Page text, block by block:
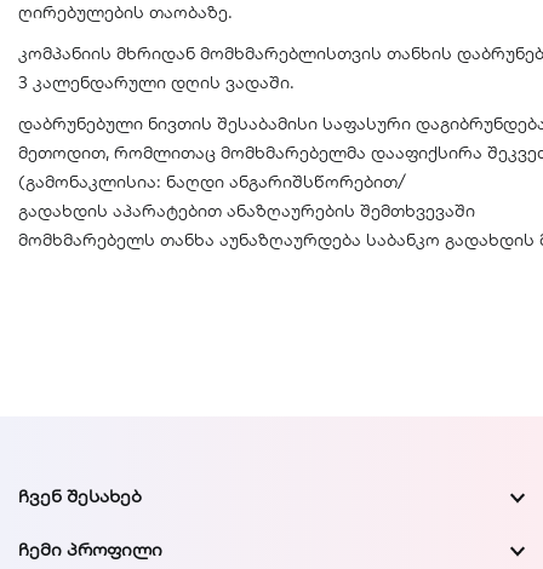
ღირებულების თაობაზე.
კომპანიის მხრიდან მომხმარებლისთვის თანხის
3 კალენდარული დღის ვადაში.
დაბრუნებული ნივთის შესაბამისი საფასური
მეთოდით, რომლითაც მომხმარებელმა დააფიქსირა
(გამონაკლისია: ნაღდი ანგარიშსწორებით/
გადახდის აპარატებით ანაზღაურების შემთხვევაში
მომხმარებელს თანხა აუნაზღაურდება საბანკო
ᲩᲕᲔᲜ ᲨᲔᲡᲐᲮᲔᲑ
ᲩᲔᲛᲘ ᲞᲠᲝᲤᲘᲚᲘ